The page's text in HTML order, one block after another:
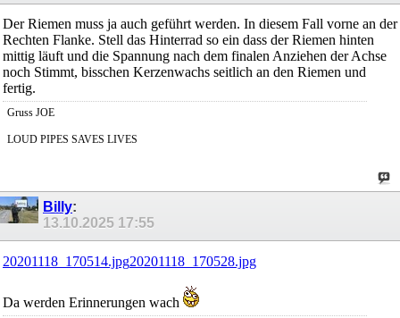
Der Riemen muss ja auch geführt werden. In diesem Fall vorne an der
Rechten Flanke. Stell das Hinterrad so ein dass der Riemen hinten
mittig läuft und die Spannung nach dem finalen Anziehen der Achse
noch Stimmt, bisschen Kerzenwachs seitlich an den Riemen und
fertig.
Gruss JOE
LOUD PIPES SAVES LIVES
Billy:
13.10.2025 17:55
20201118_170514.jpg20201118_170528.jpg
Da werden Erinnerungen wach